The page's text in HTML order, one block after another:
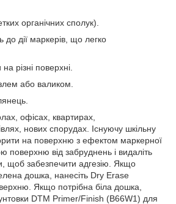
органічних сполук).
до дії маркерів, що легко
різні поверхні.
або валиком.
офісах, квартирах,
нових спорудах. Існуючу шкільну
на поверхню з ефектом маркерної
поверхню від забруднень і видаліть
щоб забезпечити адгезію. Якщо
дошка, нанесіть Dry Erase
Якщо потрібна біла дошка,
DTM Primer/Finish (B66W1) для